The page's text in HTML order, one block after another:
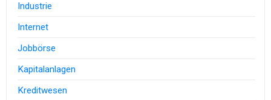
Industrie
Internet
Jobbörse
Kapitalanlagen
Kreditwesen